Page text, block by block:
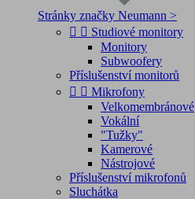
Stránky značky Neumann >
  Studiové monitory
Monitory
Subwoofery
Příslušenství monitorů
  Mikrofony
Velkomembránové
Vokální
"Tužky"
Kamerové
Nástrojové
Příslušenství mikrofonů
Sluchátka